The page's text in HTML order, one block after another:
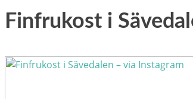
Finfrukost i